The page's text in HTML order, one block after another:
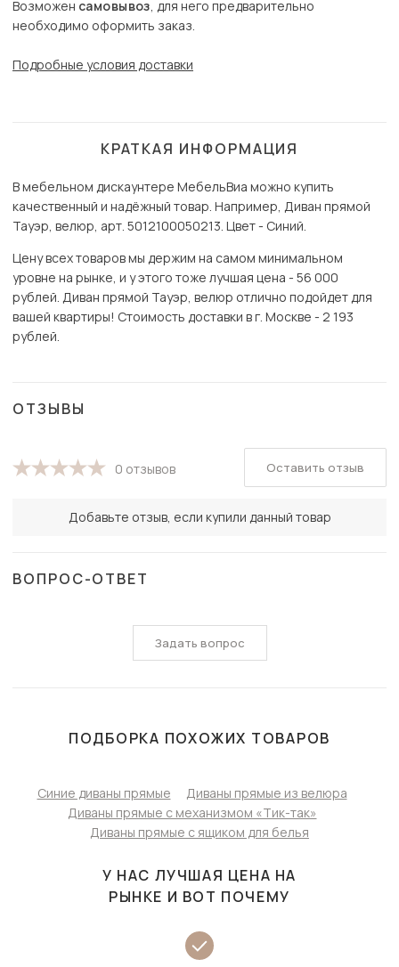
Возможен самовывоз, для него предварительно
необходимо оформить заказ.
Подробные условия доставки
КРАТКАЯ ИНФОРМАЦИЯ
В мебельном дискаунтере МебельВиа можно купить
качественный и надёжный товар. Например, Диван прямой
Тауэр, велюр, арт. 5012100050213. Цвет - Синий.
Цену всех товаров мы держим на самом минимальном
уровне на рынке, и у этого тоже лучшая цена - 56 000
рублей. Диван прямой Тауэр, велюр отлично подойдет для
вашей квартиры! Стоимость доставки в г. Москве - 2 193
рублей.
ОТЗЫВЫ
0 отзывов
Добавьте отзыв, если купили данный товар
Оставить отзыв
ВОПРОС-ОТВЕТ
Задать вопрос
ПОДБОРКА ПОХОЖИХ ТОВАРОВ
Синие диваны прямые
Диваны прямые из велюра
Диваны прямые с механизмом «Тик-так»
Диваны прямые с ящиком для белья
У НАС ЛУЧШАЯ ЦЕНА НА
РЫНКЕ И ВОТ ПОЧЕМУ